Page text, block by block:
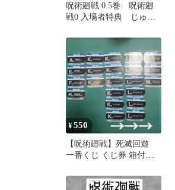
呪術廻戦 0.5巻 呪術廻
戦0 入場者特典 じゅじ
下々 非売品
¥550
【呪術廻戦】死滅回遊
一番くじ くじ券 箱付き